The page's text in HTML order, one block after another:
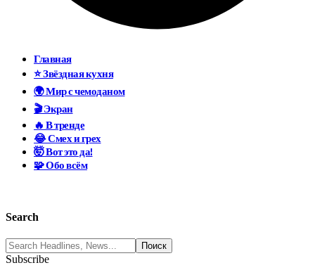
Главная
⭐ Звёздная кухня
🌍 Мир с чемоданом
🎬 Экран
🔥 В тренде
😂 Смех и грех
🤯 Вот это да!
🧩 Обо всём
Search
Subscribe